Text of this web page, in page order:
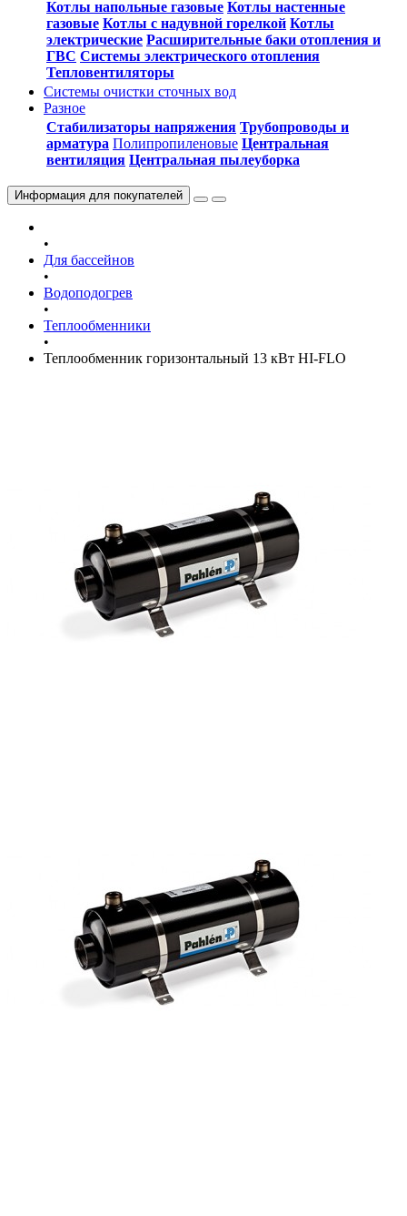
Котлы напольные газовые Котлы настенные
газовые Котлы с надувной горелкой Котлы
электрические Расширительные баки отопления и
ГВС Системы электрического отопления
Тепловентиляторы
Системы очистки сточных вод
Разное
Стабилизаторы напряжения Трубопроводы и
арматура Полипропиленовые Центральная
вентиляция Центральная пылеуборка
Информация для покупателей
•
Для бассейнов
•
Водоподогрев
•
Теплообменники
•
Теплообменник горизонтальный 13 кВт HI-FLO